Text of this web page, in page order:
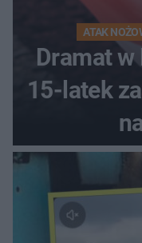
ATAK
Dramat w
15-latek